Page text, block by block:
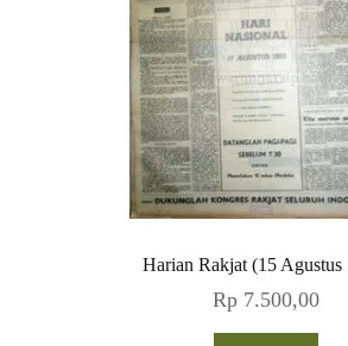
Harian Rakjat (15 Agustus
Rp 7.500,00